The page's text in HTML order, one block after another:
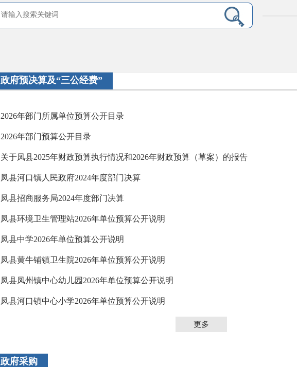
政府预决算及“三公经费”
2026年部门所属单位预算公开目录
2026年部门预算公开目录
关于凤县2025年财政预算执行情况和2026年财政预算（草案）的报告
凤县河口镇人民政府2024年度部门决算
凤县招商服务局2024年度部门决算
凤县环境卫生管理站2026年单位预算公开说明
凤县中学2026年单位预算公开说明
凤县黄牛铺镇卫生院2026年单位预算公开说明
凤县凤州镇中心幼儿园2026年单位预算公开说明
凤县河口镇中心小学2026年单位预算公开说明
更多
政府采购